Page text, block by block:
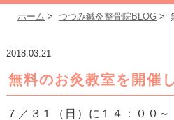
ホーム > つつみ鍼灸整骨院BLOG >
2018.03.21
無料のお灸教室を開催
７／３１（日）に１４：００～